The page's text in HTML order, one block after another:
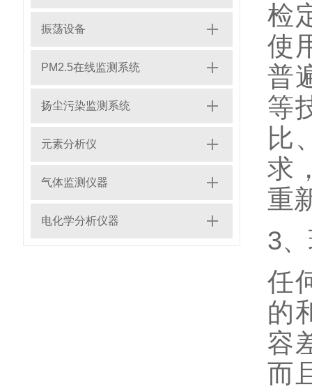
振荡设备
PM2.5在线监测系统
扬尘污染监测系统
元素分析仪
气体监测仪器
电化学分析仪器
检
使
普
等
比
求
重
3
任
的
容
而